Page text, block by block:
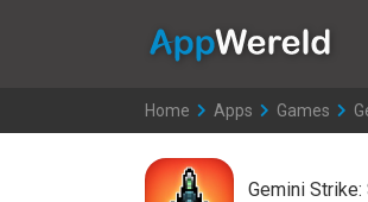
Home >
Apps >
Games >
Gemini